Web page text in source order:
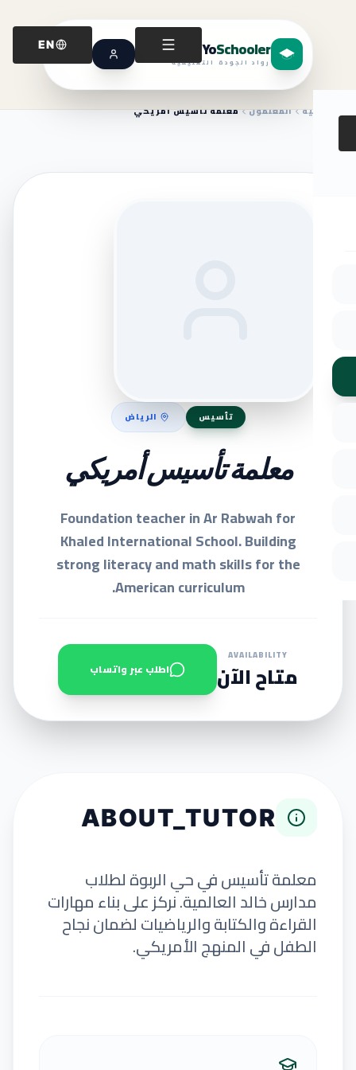
YoSchooler
رواد الجودة التعليمية
EN
الرئيسية المعلمون معلمة تأسيس أمريكي
تأسيس الرياض
معلمة تأسيس أمريكي
Foundation teacher in Ar Rabwah for
Khaled International School. Building
strong literacy and math skills for the
American curriculum.
AVAILABILITY
متاح الآن اطلب عبر واتساب
ABOUT_TUTOR
معلمة تأسيس في حي الربوة لطلاب
مدارس خالد العالمية. نركز على بناء مهارات
القراءة والكتابة والرياضيات لضمان نجاح
الطفل في المنهج الأمريكي.